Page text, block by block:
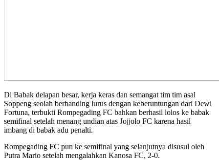
Di Babak delapan besar, kerja keras dan semangat tim tim asal
Soppeng seolah berbanding lurus dengan keberuntungan dari Dewi
Fortuna, terbukti Rompegading FC bahkan berhasil lolos ke babak
semifinal setelah menang undian atas Jojjolo FC karena hasil
imbang di babak adu penalti.
Rompegading FC pun ke semifinal yang selanjutnya disusul oleh
Putra Mario setelah mengalahkan Kanosa FC, 2-0.